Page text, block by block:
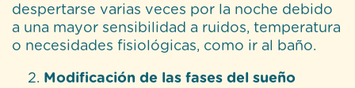
despertarse varias veces por la noche debido
a una mayor sensibilidad a ruidos, temperatura
o necesidades fisiológicas, como ir al baño.
Modificación de las fases del sueño